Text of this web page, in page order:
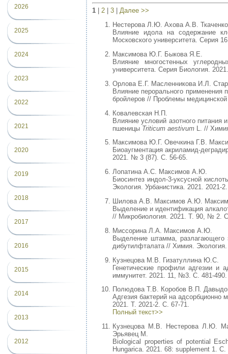
2026
2025
2024
2023
2022
2021
2020
2019
2018
2017
2016
2015
2014
2013
2012
1
2 3
Далее >>
Нестерова Л.Ю. Ахова А.В.
Влияние идола на содержание
Московского университета. Серия
Максимова Ю.Г. Быкова Я.Е.
Влияние многостенных
университета. Серия Биология.
Орлова Е.Г. Масленникова И.Л.
Влияние перорального применения
бройлеров // Проблемы
Ковалевская Н.П.
Влияние условий азотного питания
пшеницы Triticum aestivum L. //
Максимова Ю.Г. Овечкина Г.В.
Биоаугментация акриламид-
2021. № 3 (87). С. 56-65.
Лопатина А.С. Максимов А.Ю.
Биосинтез индол-3-уксусной
Экология. Урбанистика. 2021. 2021-
Шилова А.В. Максимов А.Ю.
Выделение и идентификация
// Микробиология. 2021. Т. 90, № 2.
Миссорина Л.А. Максимов А.Ю.
Выделение штамма, разлагающего
дибутилфталата // Химия.
Кузнецова М.В. Гизатуллина Ю.С.
Генетические профили адгезии и
иммунитет. 2021. 11, №3. С. 481-490.
Полюдова Т.В. Коробов В.П.
Адгезия бактерий на
2021. Т. 2021-2. С. 67-71.
Полный текст>>
Кузнецова М.В. Нестерова Л.Ю.
Эрьявец М.
Biological properties of potential
Hungarica. 2021. 68: supplement 1. С.